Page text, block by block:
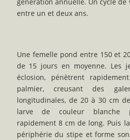
génération annuelle. Un cycle
entre un et deux ans.
Une femelle pond entre 150 et
de 15 jours en moyenne. Les
éclosion, pénètrent
palmier, creusant des
longitudinales, de 20 à 30 cm
larve de couleur blanche
rapidement 8 cm de long. Puis
périphérie du stipe et forme